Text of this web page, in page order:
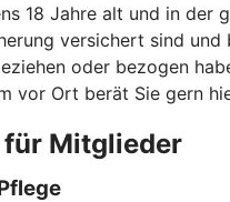
18 Jahre alt und in der
versichert sind und
oder bezogen
vor Ort berät Sie gern
Mitglieder